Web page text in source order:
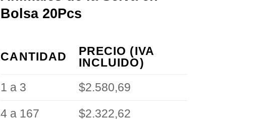
Bolsa 20Pcs
CANTIDAD
PRECIO (IVA
INCLUIDO)
1 a 3
$2.580,69
4 a 167 $2.322,62